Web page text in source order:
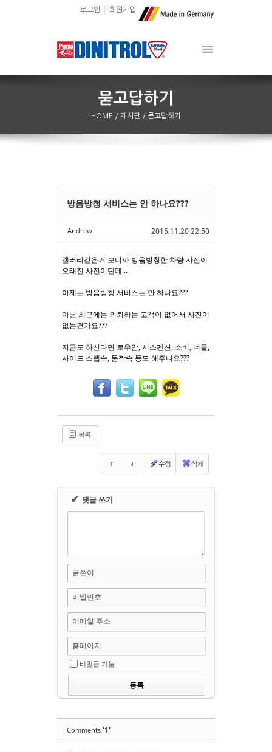
로그인 회원가입
HOME / 게시판 / 묻고답하기
2015.11.20 22:50
방음방청 서비스는 안 하나요???
Andrew
갤러리같은거 보니까 방음방청한 차량 사진이
오래전 사진이던데...
이제는 방음방청 서비스는 안 하나요???
아님 최근에는 의뢰하는 고객이 없어서 사진이
없는건가요???
지금도 하신다면 로우암, 서스펜션, 쇼버, 너클,
사이드 스텝속, 문짝속 등도 해주나요???
목록
수정 삭제
✔ 댓글 쓰기
글쓴이
비밀번호
이메일 주소
홈페이지
비밀글 기능
Comments '1'
Sketchbook5, 스케치북5
Sketchbook5, 스케치북5
Sketchbook5, 스케치북5
Sketchbook5, 스케치북5